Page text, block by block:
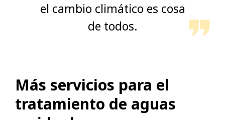
el cambio climático es cosa
de todos.
Más servicios para el
tratamiento de aguas